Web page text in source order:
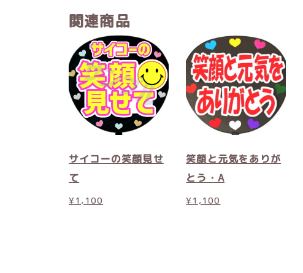
関連商品
サイコーの笑顔見せ
て
¥ 1,100
笑顔と元気をありが
とう・A
¥ 1,100